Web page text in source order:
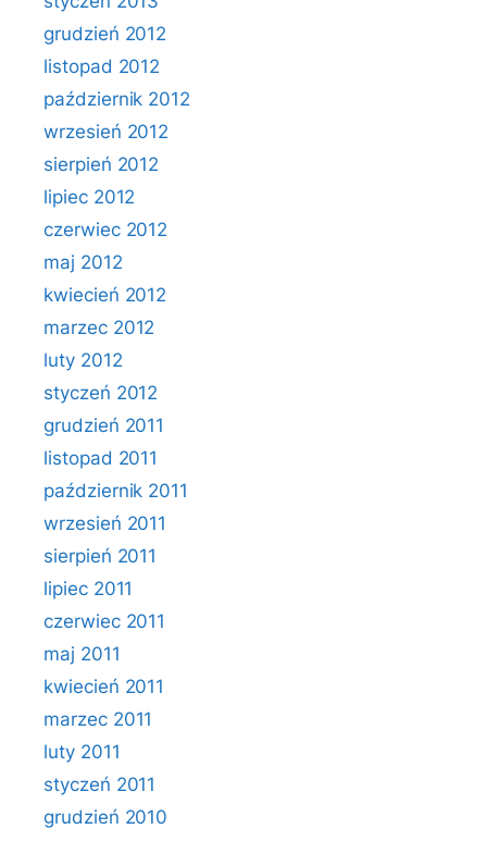
grudzień 2012
listopad 2012
październik 2012
wrzesień 2012
sierpień 2012
lipiec 2012
czerwiec 2012
maj 2012
kwiecień 2012
marzec 2012
luty 2012
styczeń 2012
grudzień 2011
listopad 2011
październik 2011
wrzesień 2011
sierpień 2011
lipiec 2011
czerwiec 2011
maj 2011
kwiecień 2011
marzec 2011
luty 2011
styczeń 2011
grudzień 2010